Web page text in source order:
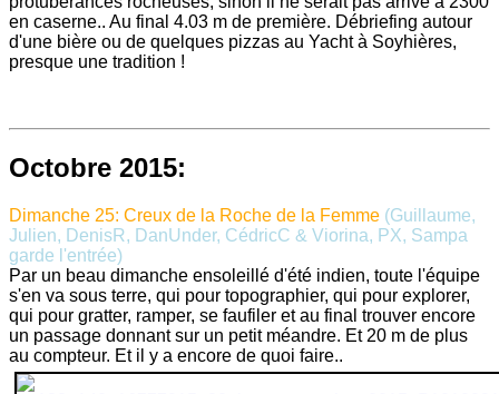
en caserne.. Au final 4.03 m de première. Débriefing autour
d'une bière ou de quelques pizzas au Yacht à Soyhières,
presque une tradition !
Octobre 2015:
Dimanche 25: Creux de la Roche de la Femme (Guillaume,
Julien, DenisR, DanUnder, CédricC & Viorina, PX, Sampa
garde l'entrée)
Par un beau dimanche ensoleillé d'été indien, toute l'équipe
s'en va sous terre, qui pour topographier, qui pour explorer,
qui pour gratter, ramper, se faufiler et au final trouver encore
un passage donnant sur un petit méandre. Et 20 m de plus
au compteur. Et il y a encore de quoi faire..